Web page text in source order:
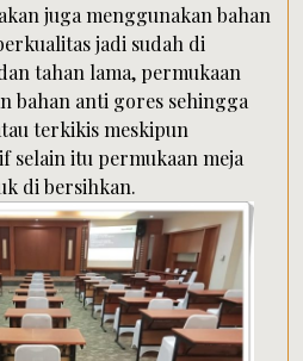
juga menggunakan bahan
jadi sudah di
tahan lama, permukaan
bahan anti gores sehingga
terkikis meskipun
selain itu permukaan meja
di bersihkan.